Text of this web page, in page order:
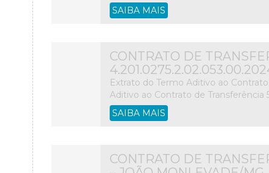
SAIBA MAIS
CONTRATO DE
Extrato do Termo Aditivo ao
Aditivo ao Contrato de Transferência
SAIBA MAIS
CONTRATO DE